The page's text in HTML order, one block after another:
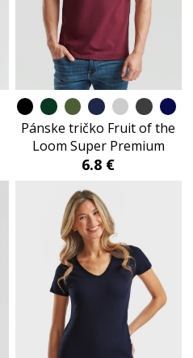
Pánske tričko Fruit of the
Loom Super Premium
6.8 €